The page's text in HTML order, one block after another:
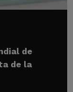
de
de la